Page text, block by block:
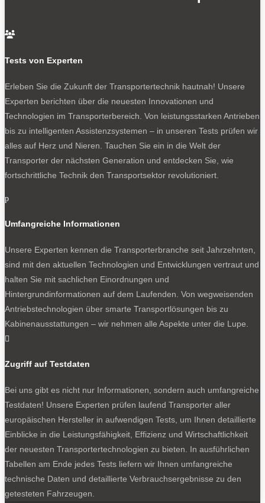

Tests von Experten
Erleben Sie die Zukunft der Transportertechnik hautnah! Unsere
Experten berichten über die neuesten Innovationen und
Technologien im Transporterbereich. Von leistungsstarken Antrieben
bis zu intelligenten Assistenzsystemen – in unseren Tests prüfen wir
alles auf Herz und Nieren. Tauchen Sie ein in die Welt der
Transporter der nächsten Generation und entdecken Sie, wie
fortschrittliche Technik den Transportsektor revolutioniert.
p
Umfangreiche Informationen
Unsere Experten kennen die Transporterbranche seit Jahrzehnten,
sind mit den aktuellen Technologien und Entwicklungen vertraut und
halten Sie mit sachlichen Einordnungen und
Hintergrundinformationen auf dem Laufenden. Von wegweisenden
Antriebstechnologien über smarte Transportlösungen bis zu
Kabinenausstattungen – wir nehmen alle Aspekte unter die Lupe.

Zugriff auf Testdaten
Bei uns gibt es nicht nur Informationen, sondern auch umfangreiche
Testdaten! Unsere Experten prüfen laufend Transporter aller
europäischen Hersteller in aufwendigen Tests, um Ihnen detaillierte
Einblicke in die Leistungsfähigkeit, Effizienz und Wirtschaftlichkeit
der neuesten Transportertechnologien zu bieten. In ausführlichen
Tabellen am Ende jedes Tests liefern wir Ihnen umfangreiche
technische Daten und detaillierte Verbrauchsergebnisse zu den
getesteten Fahrzeugen.